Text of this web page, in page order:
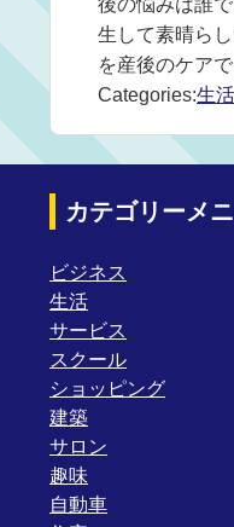
後の悩みは誰
生して素晴ら
を産後のケア
Categories:生活
カテゴリーメ
ビジネス
生活
サービス
スクール
ショッピング
建築
サロン
趣味
自動車